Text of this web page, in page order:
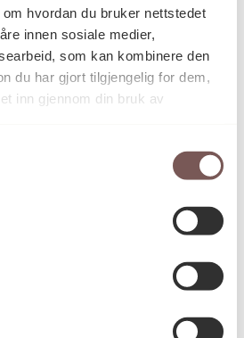
hvordan du bruker nettstedet
innen sosiale medier,
som kan kombinere den
du har gjort tilgjengelig for dem,
inn gjennom din bruk av